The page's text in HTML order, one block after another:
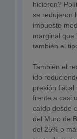
hicieron?
se redujeron
impuesto
marginal que
también el
También el
ido
presión fiscal
frente a casi
caído desde
del Muro de
del 25% o